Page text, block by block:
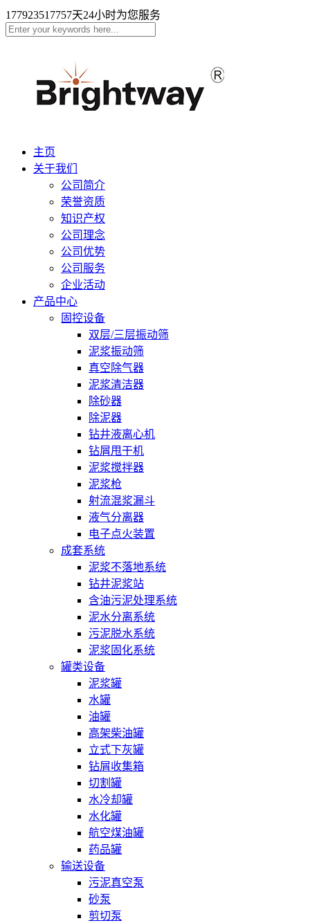
177923517757天24小时为您服务
主页
关于我们
公司简介
荣誉资质
知识产权
公司理念
公司优势
公司服务
企业活动
产品中心
固控设备
双层/三层振动筛
泥浆振动筛
真空除气器
泥浆清洁器
除砂器
除泥器
钻井液离心机
钻屑甩干机
泥浆搅拌器
泥浆枪
射流混浆漏斗
液气分离器
电子点火装置
成套系统
泥浆不落地系统
钻井泥浆站
含油污泥处理系统
泥水分离系统
污泥脱水系统
泥浆固化系统
罐类设备
泥浆罐
水罐
油罐
高架柴油罐
立式下灰罐
钻屑收集箱
切割罐
水冷却罐
水化罐
航空煤油罐
药品罐
输送设备
污泥真空泵
砂泵
剪切泵